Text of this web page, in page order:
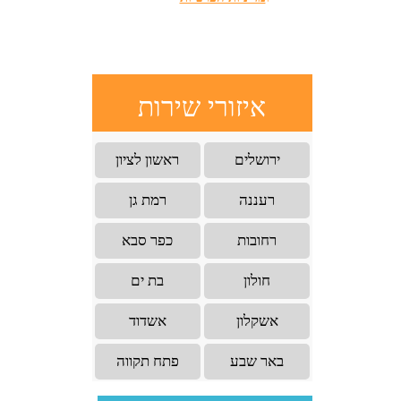
איזורי שירות
ירושלים ראשון לציון
רעננה רמת גן
רחובות כפר סבא
חולון בת ים
אשקלון אשדוד
באר שבע פתח תקווה